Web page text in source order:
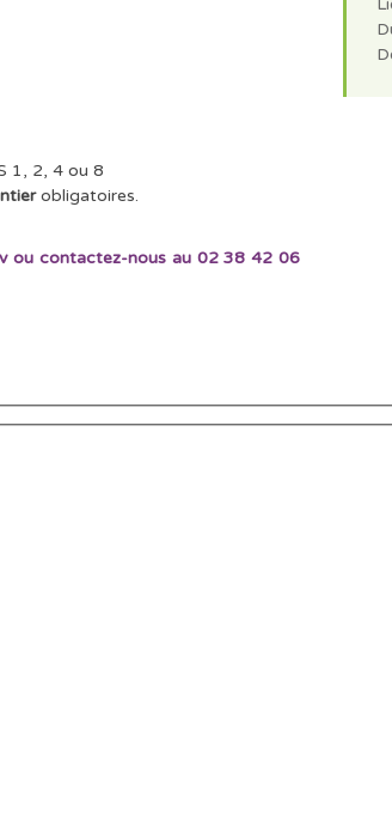
1, 2, 4 ou 8
obligatoires.
ou contactez-nous au 02 38 42 06